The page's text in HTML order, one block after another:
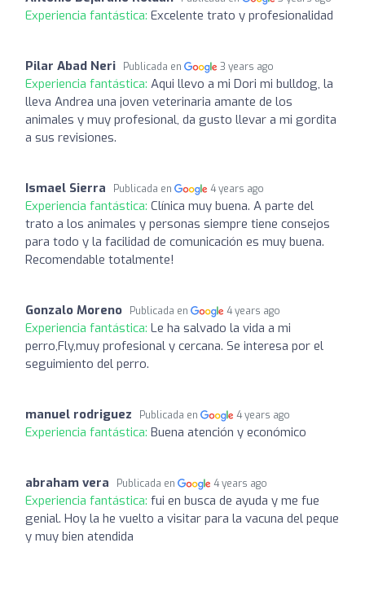
Experiencia fantástica: Excelente trato y profesionalidad
Pilar Abad Neri Publicada en 3 years ago
Experiencia fantástica: Aqui llevo a mi Dori mi bulldog, la
lleva Andrea una joven veterinaria amante de los
animales y muy profesional, da gusto llevar a mi gordita
a sus revisiones.
Ismael Sierra Publicada en 4 years ago
Experiencia fantástica: Clínica muy buena. A parte del
trato a los animales y personas siempre tiene consejos
para todo y la facilidad de comunicación es muy buena.
Recomendable totalmente!
Gonzalo Moreno Publicada en 4 years ago
Experiencia fantástica: Le ha salvado la vida a mi
perro,Fly,muy profesional y cercana. Se interesa por el
seguimiento del perro.
manuel rodriguez Publicada en 4 years ago
Experiencia fantástica: Buena atención y económico
abraham vera Publicada en 4 years ago
Experiencia fantástica: fui en busca de ayuda y me fue
genial. Hoy la he vuelto a visitar para la vacuna del peque
y muy bien atendida